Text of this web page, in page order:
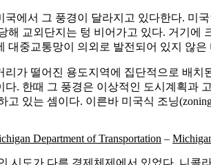
에서 그 풍경이 달라지고 있다한다. 미
해 교외단지는 텅 비어가고 있다. 거기
대중교통망이 의외로 발전되어 있지 않
리가 떨어진 용도지역에 집단적으로 배
. 한때 그 풍경은 이상적인 도시계획과
고 있는 셈이다. 이른바 미국식 조닝
Department of Transportation –
시도가 다른 경제체제에서 있었다. 니콜